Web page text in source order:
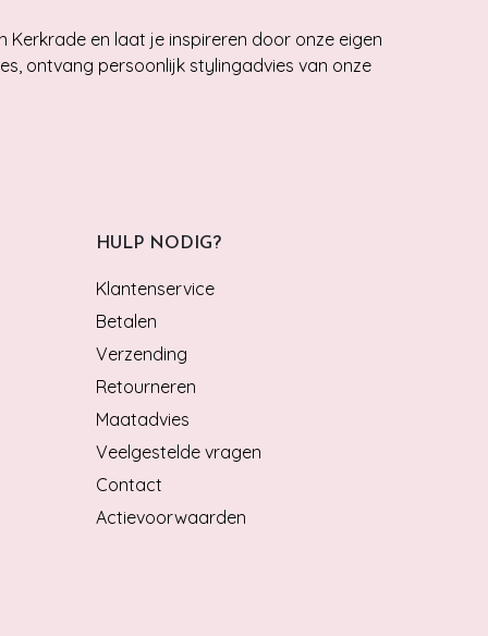
Kerkrade en laat je inspireren door onze eigen
ontvang persoonlijk stylingadvies van onze
HULP NODIG?
Klantenservice
Betalen
Verzending
Retourneren
Maatadvies
Veelgestelde vragen
Contact
Actievoorwaarden